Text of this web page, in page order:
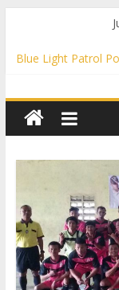
Blue Light Patrol
Permukiman,
Patroli KRYD
Patroli Blue Light
Permukiman,
Blue Light Patrol
Kejahatan 3C dan